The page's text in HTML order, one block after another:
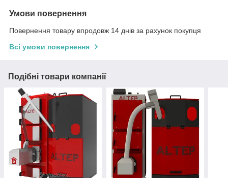
Умови повернення
Повернення товару впродовж 14 днів за рахунок покупця
Всі умови повернення
Подібні товари компанії